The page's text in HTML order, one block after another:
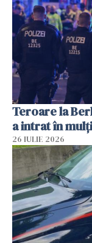
Teroare la
a intrat în
26 IULIE 2026